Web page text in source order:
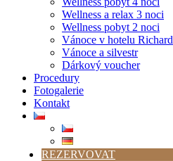
Wellness a relax 3 noci
Wellness pobyt 2 noci
Vánoce v hotelu Richard
Vánoce a silvestr
Dárkový voucher
Procedury
Fotogalerie
Kontakt
REZERVOVAT